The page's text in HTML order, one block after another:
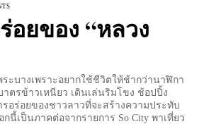
อยของ “หลวง
ะบางเพราะอยากใช้ชีวิตให้ช้ากว่านาฬิกา
ตรข้าวเหนียว เดินเล่นริมโขง ช้อปปิ้ง
อร่อยของชาวลาวที่จะสร้างความประทับ
เป็นภาคต่อจากรายการ So City พาเที่ยว